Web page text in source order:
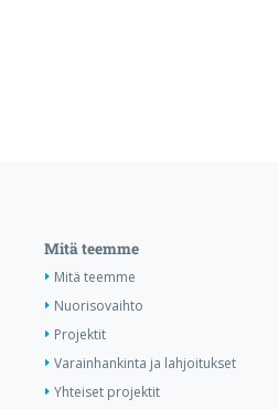
Mitä teemme
Mitä teemme
Nuorisovaihto
Projektit
Varainhankinta ja lahjoitukset
Yhteiset projektit